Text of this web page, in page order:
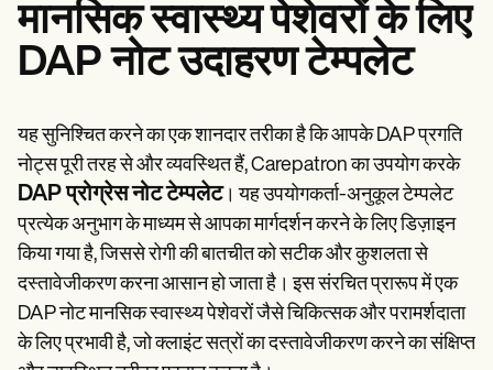
मानसिक स्वास्थ्य पेशेवरों के लिए
DAP नोट उदाहरण टेम्पलेट
यह सुनिश्चित करने का एक शानदार तरीका है कि आपके DAP प्रगति
नोट्स पूरी तरह से और व्यवस्थित हैं, Carepatron का उपयोग करके
DAP प्रोग्रेस नोट टेम्पलेट। यह उपयोगकर्ता-अनुकूल टेम्पलेट
प्रत्येक अनुभाग के माध्यम से आपका मार्गदर्शन करने के लिए डिज़ाइन
किया गया है, जिससे रोगी की बातचीत को सटीक और कुशलता से
दस्तावेजीकरण करना आसान हो जाता है। इस संरचित प्रारूप में एक
DAP नोट मानसिक स्वास्थ्य पेशेवरों जैसे चिकित्सक और परामर्शदाता
के लिए प्रभावी है, जो क्लाइंट सत्रों का दस्तावेजीकरण करने का संक्षिप्त